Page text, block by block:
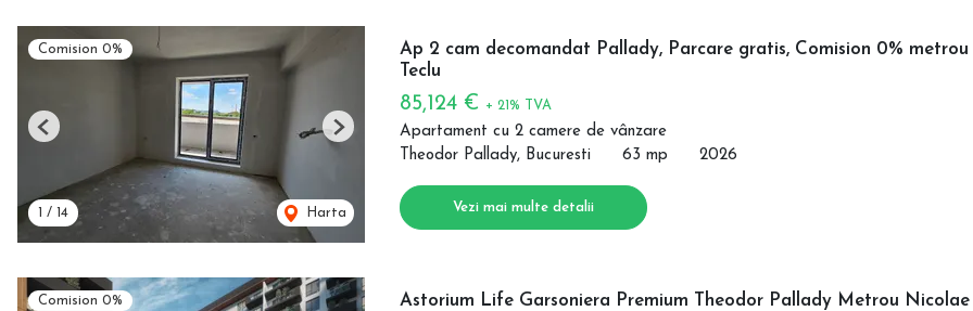
Comision 0%
1 / 14 Harta
Previous Next
Ap 2 cam decomandat Pallady, Parcare gratis, Comision 0% metrou
Teclu
85,124 € + 21% TVA
Apartament cu 2 camere de vânzare
Theodor Pallady, Bucuresti
63 mp 2026
Vezi mai multe detalii
Comision 0%
Astorium Life Garsoniera Premium Theodor Pallady Metrou Nicolae